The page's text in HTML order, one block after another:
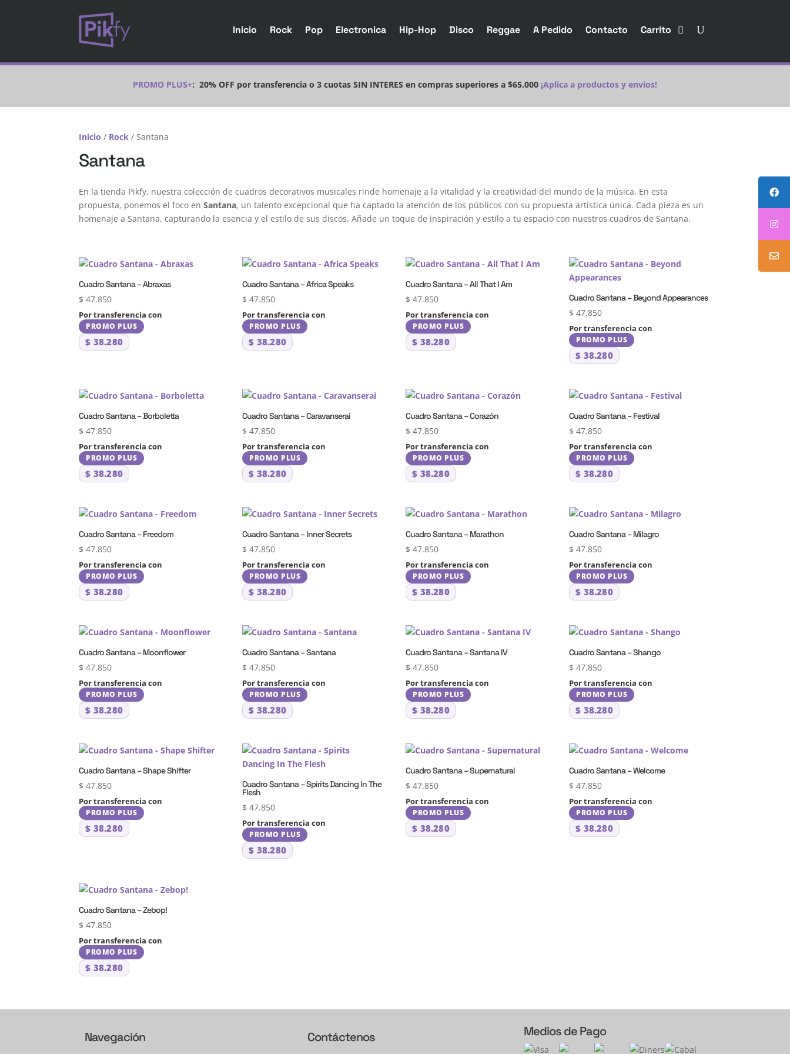
Inicio Rock Pop Electronica Hip-Hop Disco Reggae A Pedido Contacto Carrito
PROMO PLUS+: 20% OFF por transferencia o 3 cuotas SIN INTERES en compras superiores a $65.000 ¡Aplica a productos y envios!
Inicio / Rock / Santana
Santana
En la tienda Pikfy, nuestra colección de cuadros decorativos musicales rinde homenaje a la vitalidad y la creatividad del mundo de la música. En esta
propuesta, ponemos el foco enSantana, un talento excepcional que ha captado la atención de los públicos con su propuesta artística única. Cada pieza es un
homenaje a Santana, capturando la esencia y el estilo de sus discos. Añade un toque de inspiración y estilo a tu espacio con nuestros cuadros de Santana.
Cuadro Santana – Abraxas
$ 47.850
Por transferencia con
PROMO PLUS
$ 38.280
Cuadro Santana – Africa Speaks
$ 47.850
Por transferencia con
PROMO PLUS
$ 38.280
Cuadro Santana – All That I Am
$ 47.850
Por transferencia con
PROMO PLUS
$ 38.280
Cuadro Santana – Beyond Appearances
$ 47.850
Por transferencia con
PROMO PLUS
$ 38.280
Cuadro Santana – Borboletta
$ 47.850
Por transferencia con
PROMO PLUS
$ 38.280
Cuadro Santana – Caravanserai
$ 47.850
Por transferencia con
PROMO PLUS
$ 38.280
Cuadro Santana – Corazón
$ 47.850
Por transferencia con
PROMO PLUS
$ 38.280
Cuadro Santana – Festival
$ 47.850
Por transferencia con
PROMO PLUS
$ 38.280
Cuadro Santana – Freedom
$ 47.850
Por transferencia con
PROMO PLUS
$ 38.280
Cuadro Santana – Inner Secrets
$ 47.850
Por transferencia con
PROMO PLUS
$ 38.280
Cuadro Santana – Marathon
$ 47.850
Por transferencia con
PROMO PLUS
$ 38.280
Cuadro Santana – Milagro
$ 47.850
Por transferencia con
PROMO PLUS
$ 38.280
Cuadro Santana – Moonflower
$ 47.850
Por transferencia con
PROMO PLUS
$ 38.280
Cuadro Santana – Santana
$ 47.850
Por transferencia con
PROMO PLUS
$ 38.280
Cuadro Santana – Santana IV
$ 47.850
Por transferencia con
PROMO PLUS
$ 38.280
Cuadro Santana – Shango
$ 47.850
Por transferencia con
PROMO PLUS
$ 38.280
Cuadro Santana – Shape Shifter
$ 47.850
Por transferencia con
PROMO PLUS
$ 38.280
Cuadro Santana – Spirits Dancing In The
Flesh
$ 47.850
Por transferencia con
PROMO PLUS
$ 38.280
Cuadro Santana – Supernatural
$ 47.850
Por transferencia con
PROMO PLUS
$ 38.280
Cuadro Santana – Welcome
$ 47.850
Por transferencia con
PROMO PLUS
$ 38.280
Cuadro Santana – Zebop!
$ 47.850
Por transferencia con
PROMO PLUS
$ 38.280
Navegación Contáctenos Medios de Pago